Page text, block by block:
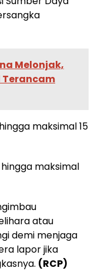
Melonjak,
maksimal 15
maksimal
atau
demi menjaga
lapor jika
(RCP)